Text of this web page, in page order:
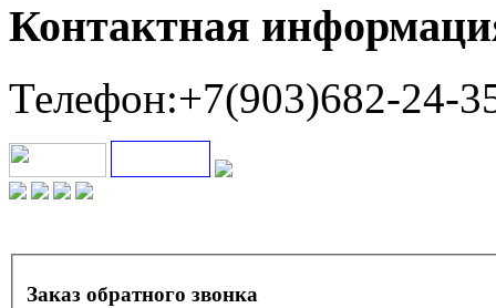
Контактная
Телефон:+7(903)682-24-
Заказ обратного звонка